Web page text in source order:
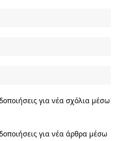
για νέα σχόλια μέσω
για νέα άρθρα μέσω